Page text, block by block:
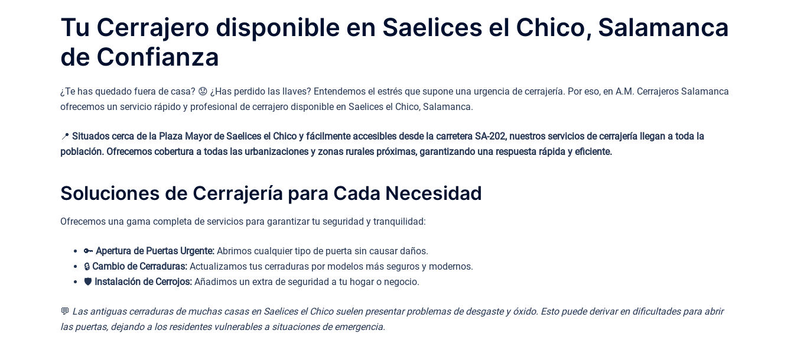
Tu Cerrajero disponible en Saelices el Chico, Salamanca
de Confianza
¿Te has quedado fuera de casa? 😟 ¿Has perdido las llaves? Entendemos el estrés que supone una urgencia de cerrajería. Por eso, en A.M. Cerrajeros Salamanca
ofrecemos un servicio rápido y profesional de cerrajero disponible en Saelices el Chico, Salamanca.
📍 Situados cerca de la Plaza Mayor de Saelices el Chico y fácilmente accesibles desde la carretera SA-202, nuestros servicios de cerrajería llegan a toda la
población. Ofrecemos cobertura a todas las urbanizaciones y zonas rurales próximas, garantizando una respuesta rápida y eficiente.
Soluciones de Cerrajería para Cada Necesidad
Ofrecemos una gama completa de servicios para garantizar tu seguridad y tranquilidad:
🔑 Apertura de Puertas Urgente: Abrimos cualquier tipo de puerta sin causar daños.
🔒 Cambio de Cerraduras: Actualizamos tus cerraduras por modelos más seguros y modernos.
🛡️ Instalación de Cerrojos: Añadimos un extra de seguridad a tu hogar o negocio.
💬 Las antiguas cerraduras de muchas casas en Saelices el Chico suelen presentar problemas de desgaste y óxido. Esto puede derivar en dificultades para abrir
las puertas, dejando a los residentes vulnerables a situaciones de emergencia.